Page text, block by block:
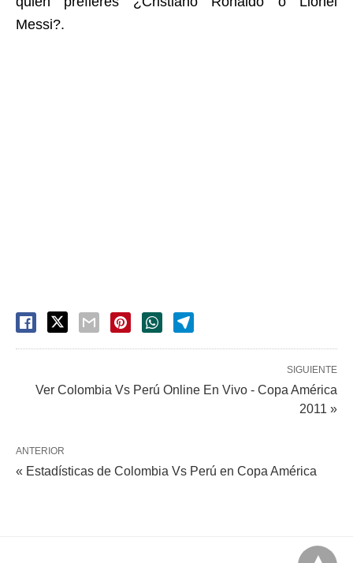
Messi?.
SIGUIENTE
Ver Colombia Vs Perú Online En Vivo - Copa América
2011 »
ANTERIOR
« Estadísticas de Colombia Vs Perú en Copa América